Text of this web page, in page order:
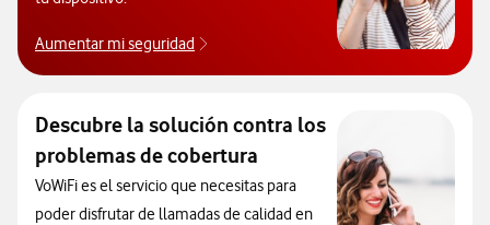
Aumentar mi seguridad
Descubre la solución contra los
problemas de cobertura
VoWiFi es el servicio que necesitas para
poder disfrutar de llamadas de calidad en